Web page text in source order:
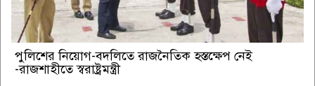
পুলিশের নিয়োগ-বদলিতে রাজনৈতিক হস্তক্ষেপ নেই
-রাজশাহীতে স্বরাষ্ট্রমন্ত্রী